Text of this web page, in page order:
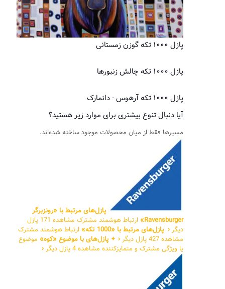
پازل ۱۰۰۰ تکه گوزن زمستانی
پازل ۱۰۰۰ تکه چالش زنبورها
پازل ۱۰۰۰ تکه آرهوس - دانمارک
آیا دنبال تنوع بیشتری برای موارد زیر هستید؟
مسیرها فقط از میان محصولات موجود ساخته شده‌اند.
پازل‌های مرتبط با «رونزبرگر
Ravensburger»
ارتباط هوشمند مشترک
مشاهده 171 پازل
دیگر ‹ پازل‌های مرتبط با «1000 تکه»
ارتباط هوشمند مشترک
مشاهده 427 پازل دیگر
‹
✦ پازل‌های با موضوع «کوه» موضوع
یا ویژگی مشترک و متمایزکننده مشاهده 4 پازل دیگر ‹